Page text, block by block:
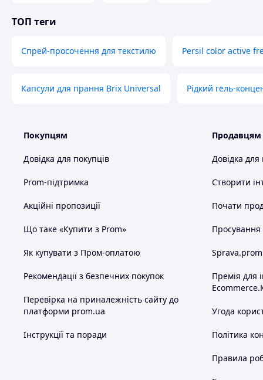
ТОП теги
Спрей-просочення для текстилю Persil color active
Капсули для прання Brix Universal Рідкий гель-
Покупцям
Довідка для покупців
Prom-підтримка
Акційні пропозиції
Що таке «Купити з Prom»
Як купувати з Пром-оплатою
Рекомендації з безпечних покупок
Перевірка на приналежність сайту до
платформи prom.ua
Інструкції та поради
Продавцям
Довідка для
Створити
Почати
Просування
Премія для
Угода
Політика
Правила